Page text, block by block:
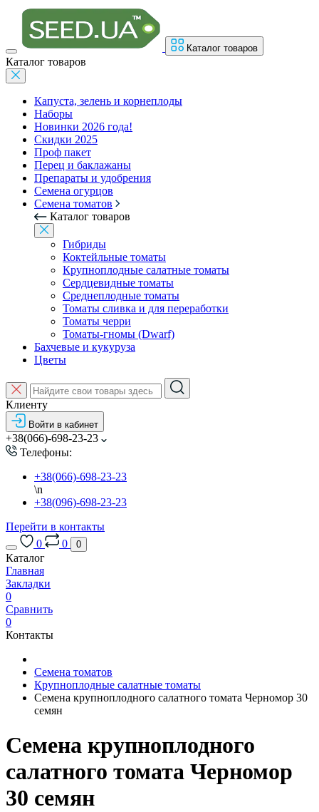
Каталог товаров
Каталог товаров
Капуста, зелень и корнеплоды
Наборы
Новинки 2026 года!
Скидки 2025
Проф пакет
Перец и баклажаны
Препараты и удобрения
Семена огурцов
Семена томатов
Каталог товаров
Гибриды
Коктейльные томаты
Крупноплодные салатные томаты
Сердцевидные томаты
Среднеплодные томаты
Томаты сливка и для переработки
Томаты черри
Томаты-гномы (Dwarf)
Бахчевые и кукуруза
Цветы
Клиенту
Войти в кабинет
+38(066)-698-23-23
Телефоны:
+38(066)-698-23-23
\n
+38(096)-698-23-23
Перейти в контакты
0
0 0
Каталог
Главная
Закладки
0
Сравнить
0
Контакты
Семена томатов
Крупноплодные салатные томаты
Семена крупноплодного салатного томата Черномор 30
семян
Семена крупноплодного
салатного томата Черномор
30 семян